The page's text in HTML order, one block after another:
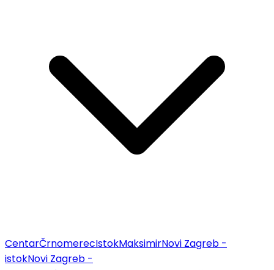
CentarČrnomerecIstokMaksimirNovi Zagreb -
istokNovi Zagreb -